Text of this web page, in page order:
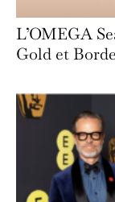
L’OMEGA
Gold et